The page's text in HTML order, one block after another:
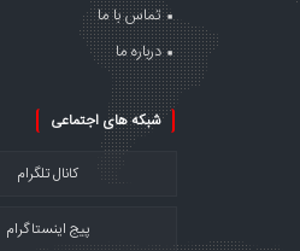
تماس با ما
درباره ما
شبکه های اجتماعی
کانال تلگرام
پیج اینستاگرام